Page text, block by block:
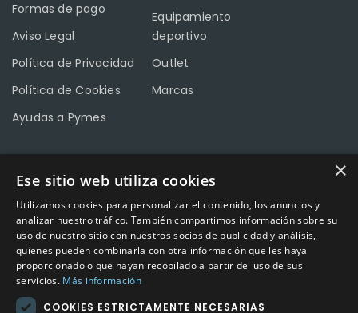
Formas de pago
Aviso Legal
Política de Privacidad
Política de Cookies
Ayudas a Pymes
Equipamiento
deportivo
Outlet
Marcas
CONTACTO
Calle Méndez Núñez nº3 – Fuente Palmera 14120 Córdoba
Teléfono957 04 96 57
Emailinfo@factory-sport.es
×
Ese sitio web utiliza cookies
Utilizamos cookies para personalizar el contenido, los anuncios y
analizar nuestro tráfico. También compartimos información sobre su
uso de nuestro sitio con nuestros socios de publicidad y análisis,
quienes pueden combinarla con otra información que les haya
proporcionado o que hayan recopilado a partir del uso de sus
servicios. Más información
COOKIES ESTRICTAMENTE NECESARIAS